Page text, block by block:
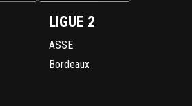
LIGUE 2
ASSE
Bordeaux